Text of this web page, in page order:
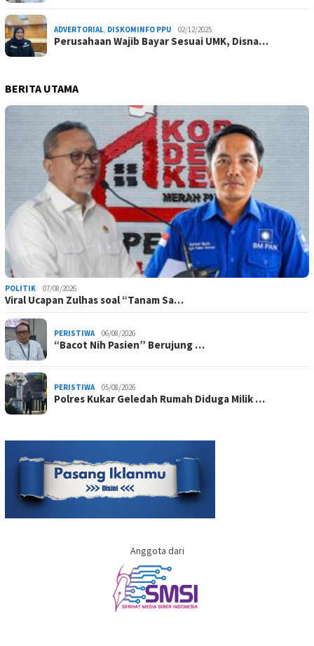
ADVERTORIAL, DISKOMINFO PPU 02/12/2025
Perusahaan Wajib Bayar Sesuai UMK, Disna…
BERITA UTAMA
POLITIK 07/08/2026
Viral Ucapan Zulhas soal “Tanam Sa…
PERISTIWA 06/08/2026
“Bacot Nih Pasien” Berujung …
PERISTIWA 05/08/2026
Polres Kukar Geledah Rumah Diduga Milik …
Anggota dari